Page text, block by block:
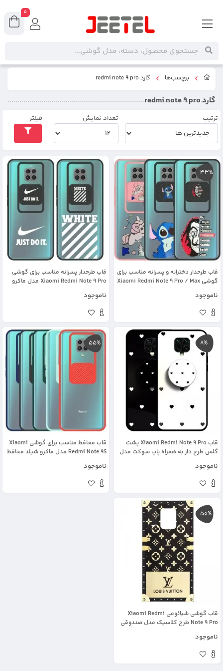
برچسب‌ها گارد redmi note 9 pro
گارد redmi note 9 pro
ترتیب تعداد نمایش فیلتر
33%
قاب طرحدار دخترانه و پسرانه مناسب برای
گوشی Xiaomi Redmi Note 9 Pro / Max
ناموجود
قاب طرحدار پسرانه مناسب برای گوشی
Xiaomi Redmi Note 9 Pro مدل ماکرو
ناموجود
8%
قاب Xiaomi Redmi Note 9 Pro پشت
گلس طرح دار به همراه پاپ سوکت مدل
ناموجود
55%
قاب محافظ مناسب برای گوشی Xiaomi
Redmi Note 9S مدل ماکرو شیلد محافظ
ناموجود
50%
قاب گوشی شیائومی Xiaomi Redmi
Note 9 Pro طرح کلاسیک مدل صندوقی
ناموجود
0